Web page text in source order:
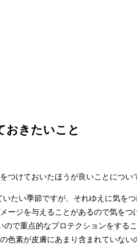
きたいこと
つけておいたほうが良いことにつ
たい季節ですが、それゆえに気を
ージを与えることがあるので気を
ので重点的なプロテクションをす
色素が皮膚にあまり含まれていな